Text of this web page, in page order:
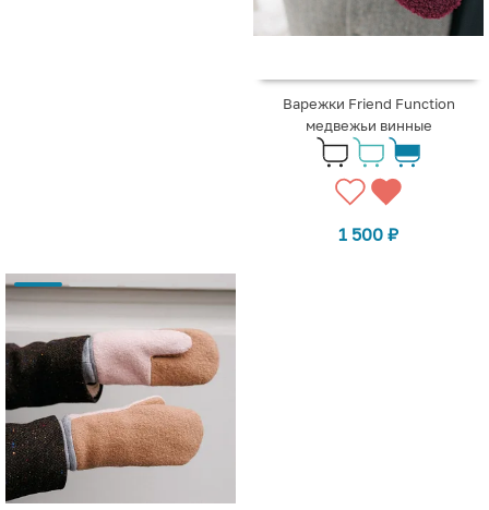
Варежки Friend Function
медвежьи винные
1 500 ₽